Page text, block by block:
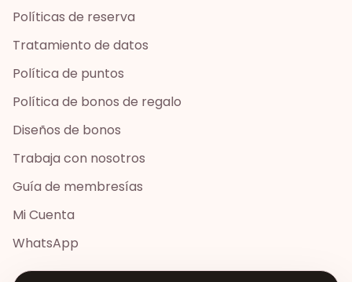
Políticas de reserva
Tratamiento de datos
Política de puntos
Política de bonos de regalo
Diseños de bonos
Trabaja con nosotros
Guía de membresías
Mi Cuenta
WhatsApp